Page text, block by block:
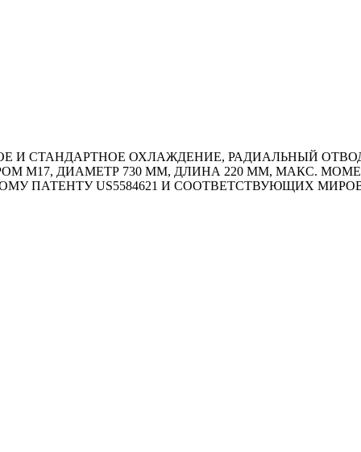
И СТАНДАРТНОЕ ОХЛАЖДЕНИЕ, РАДИАЛЬНЫЙ
М17, ДИАМЕТР 730 ММ, ДЛИНА 220 ММ, МАКС.
ПАТЕНТУ US5584621 И СООТВЕТСТВУЮЩИХ